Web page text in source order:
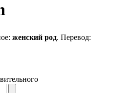
женский род. Перевод: